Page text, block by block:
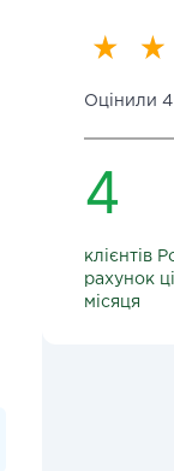
Оцінили 4
4
клієнтів
рахунок
місяця